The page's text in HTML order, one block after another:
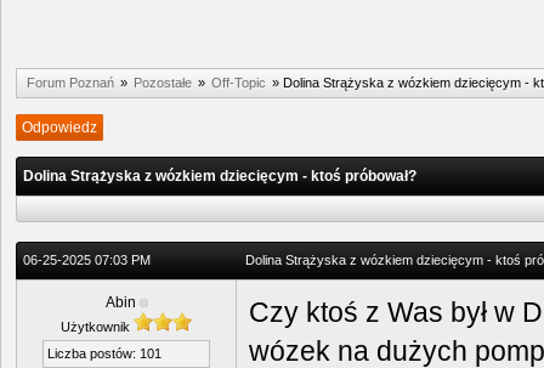
Forum Poznań » Pozostałe » Off-Topic » Dolina Strążyska z wózkiem dziecięcym -
Odpowiedz
Dolina Strążyska z wózkiem dziecięcym - ktoś próbował?
06-25-2025 07:03 PM Dolina Strążyska z wózkiem dziecięcym - ktoś
Abin
Użytkownik
Liczba postów: 101
Czy ktoś z Was był w
wózek na dużych